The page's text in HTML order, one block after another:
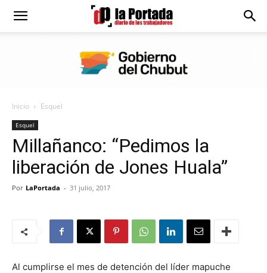
Diario
Portada
Inicio Esquel
Esquel
Millañanco: “Pedimos la
liberación de Jones Huala”
Por LaPortada - 31 julio, 2017
Al cumplirse el mes de detención del líder mapuche